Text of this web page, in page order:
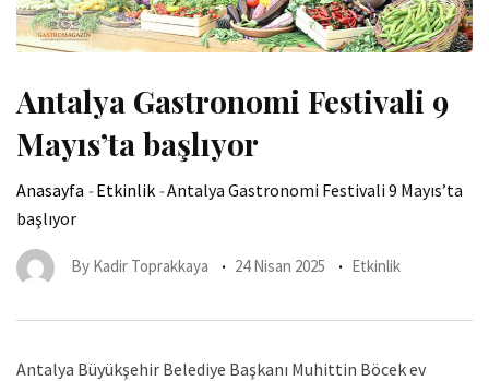
Antalya Gastronomi Festivali 9
Mayıs’ta başlıyor
Anasayfa -Etkinlik -Antalya Gastronomi Festivali 9 Mayıs’ta
başlıyor
By Kadir Toprakkaya 24 Nisan 2025 Etkinlik
Antalya Büyükşehir Belediye Başkanı Muhittin Böcek ev